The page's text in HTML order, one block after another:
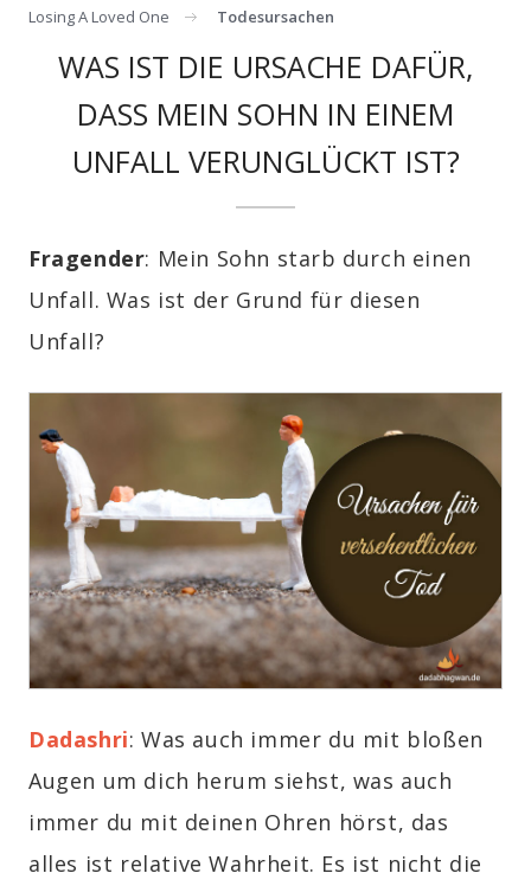
Losing A Loved One
Todesursachen
WAS IST DIE URSACHE DAFÜR,
DASS MEIN SOHN IN EINEM
UNFALL VERUNGLÜCKT IST?
Fragender: Mein Sohn starb durch einen
Unfall. Was ist der Grund für diesen
Unfall?
Dadashri: Was auch immer du mit bloßen
Augen um dich herum siehst, was auch
immer du mit deinen Ohren hörst, das
alles ist relative Wahrheit. Es ist nicht die